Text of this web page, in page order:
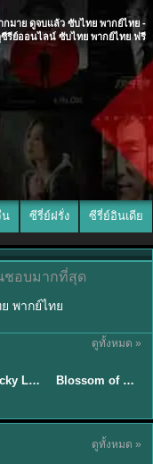
กมาย ดูจบแล้ว ซับไทย พากย์ไทย -
รีย์ออนไลน์ ซับไทย พากย์ไทย ฟรี
น ซีรี่ย์ฝรั่ง ซีรี่ย์อินเดีย
ชอบมากที่สุด
พากย์ไทย
ดูทั้งหมด »
Our Sticky Love รักติดหนึบ (2026) พากย์ไทย ซับไทย EP.1-12
ซับไทย
Blossom of Power (2026) บุหงาซ่อนคม พากย์ไทย ซับไทย EP1-36
ดูทั้งหมด »
ซับไทย